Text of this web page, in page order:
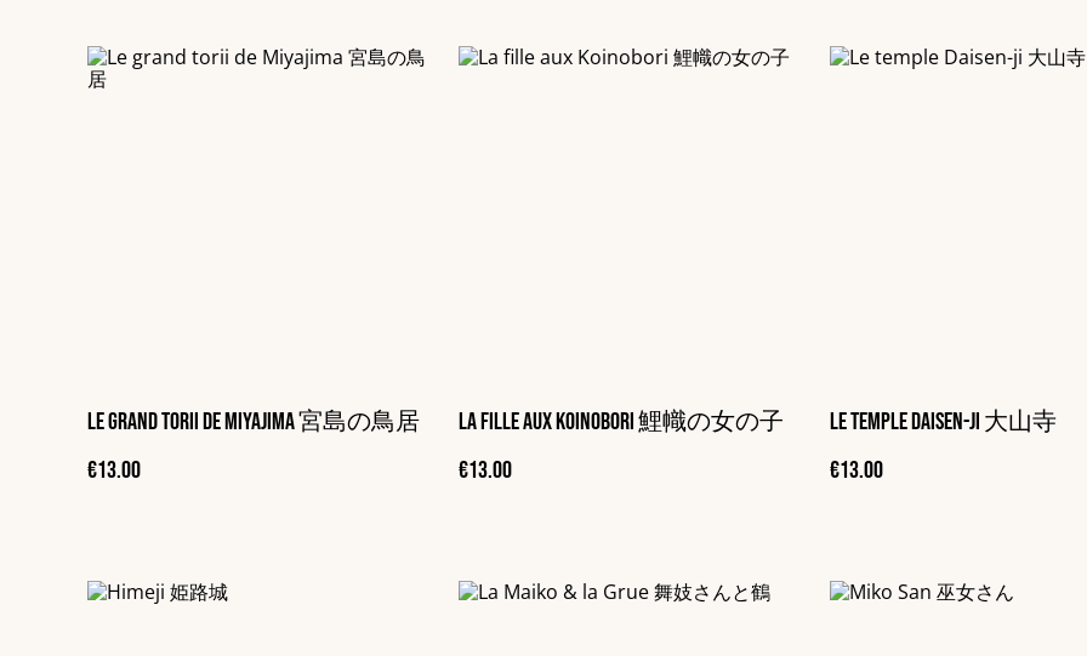
Le grand torii de Miyajima 宮島の鳥居
€13.00
La fille aux Koinobori 鯉幟の女の子
€13.00
Le temple Daisen-ji 大山寺
€13.00